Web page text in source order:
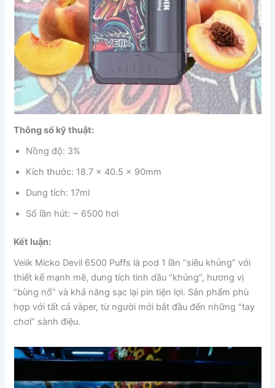
Thông số kỹ thuật:
Nồng độ: 3%
Kích thước: 18.7 x 40.5 x 90mm
Dung tích: 17ml
Số lần hút: ~ 6500 hơi
Kết luận:
Veiik Micko Devil 6500 Puffs là pod 1 lần “siêu khủng” với
thiết kế mạnh mẽ, dung tích tinh dầu “khủng”, hương vị
“bùng nổ” và khả năng sạc lại pin tiện lợi. Sản phẩm phù
hợp với tất cả vàper, từ người mới bắt đầu đến những “tay
chơi” sành điệu.